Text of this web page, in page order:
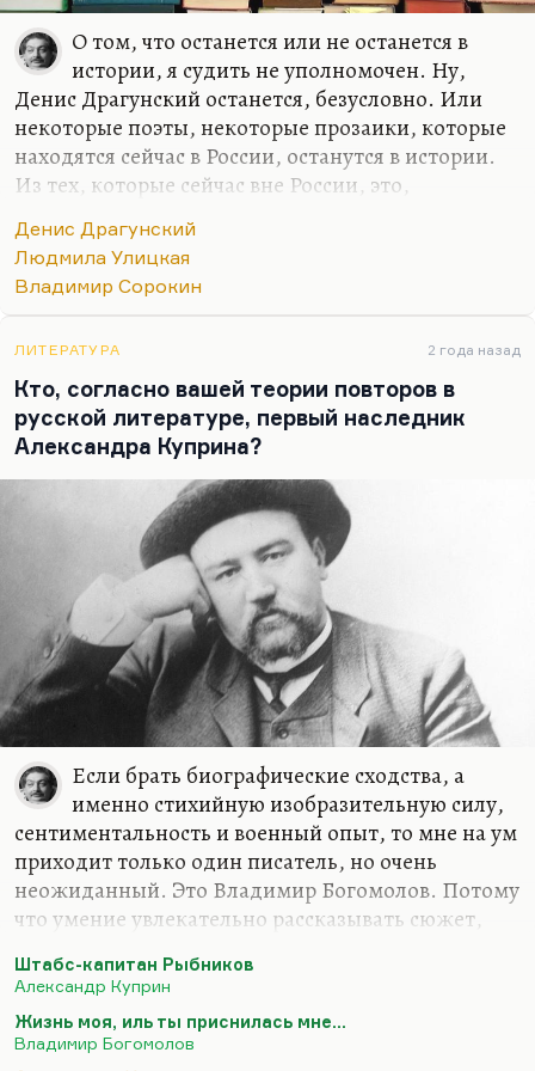
О том, что останется или не останется в
истории, я судить не уполномочен. Ну,
Денис Драгунский останется, безусловно. Или
некоторые поэты, некоторые прозаики, которые
находятся сейчас в России, останутся в истории.
Из тех, которые сейчас вне России, это,
«Маленький рай» и с предыдущими. Она – один
из самых думающих сегодня людей. Безусловно,
Улицкая – она себе место обеспечила, Сорокин
чем.
Я думаю, что хорошие шансы есть у молодых
авторов – у тех, кому сегодня, условно говоря, лет
двадцать пять, как Илье Воронову.
Если вопрос был о тех вписавшихся в
литературный контекст, кто подсуетился и…
Денис Драгунский
Людмила Улицкая
Владимир Сорокин
ЛИТЕРАТУРА 2 года назад
Кто, согласно вашей теории повторов в
русской литературе, первый наследник
Александра Куприна?
Если брать биографические сходства, а
именно стихийную изобразительную силу,
сентиментальность и военный опыт, то мне на ум
приходит только один писатель, но очень
неожиданный. Это Владимир Богомолов. Потому
что умение увлекательно рассказывать сюжет,
муштру, чувствовать смешное… Ведь на самом
деле купринское в Богомолове не только в «В
августе сорок четвертого», потому что «Момент
истины» – очень купринский роман по свежести
Штабс-капитан Рыбников
Александр Куприн
Жизнь моя, иль ты приснилась мне…
Владимир Богомолов